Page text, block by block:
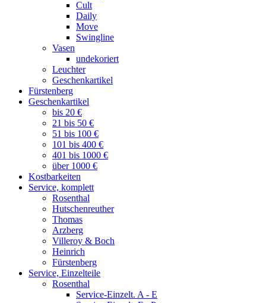
Cult
Daily
Move
Swingline
Vasen
undekoriert
Leuchter
Geschenkartikel
Fürstenberg
Geschenkartikel
bis 20 €
21 bis 50 €
51 bis 100 €
101 bis 400 €
401 bis 1000 €
über 1000 €
Kostbarkeiten
Service, komplett
Rosenthal
Hutschenreuther
Thomas
Arzberg
Villeroy & Boch
Heinrich
Fürstenberg
Service, Einzelteile
Rosenthal
Service-Einzelt. A - E